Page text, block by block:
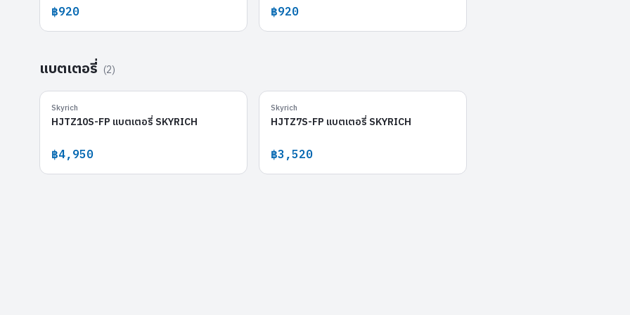
฿920 ฿920
แบตเตอรี่ (2)
Skyrich
HJTZ10S-FP แบตเตอรี่ SKYRICH
฿4,950
Skyrich
HJTZ7S-FP แบตเตอรี่ SKYRICH
฿3,520